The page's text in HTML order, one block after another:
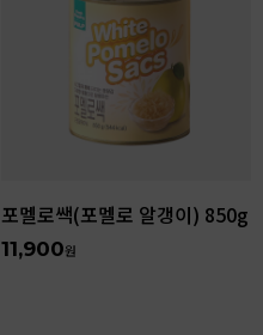
포멜로쌕(포멜로 알갱이) 850g
11,900원